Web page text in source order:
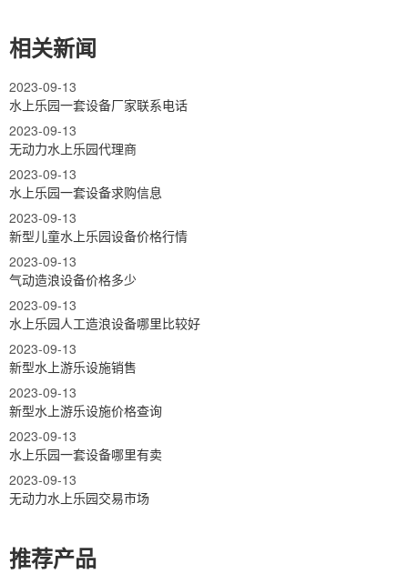
相关新闻
2023-09-13
水上乐园一套设备厂家联系电话
2023-09-13
无动力水上乐园代理商
2023-09-13
水上乐园一套设备求购信息
2023-09-13
新型儿童水上乐园设备价格行情
2023-09-13
气动造浪设备价格多少
2023-09-13
水上乐园人工造浪设备哪里比较好
2023-09-13
新型水上游乐设施销售
2023-09-13
新型水上游乐设施价格查询
2023-09-13
水上乐园一套设备哪里有卖
2023-09-13
无动力水上乐园交易市场
推荐产品